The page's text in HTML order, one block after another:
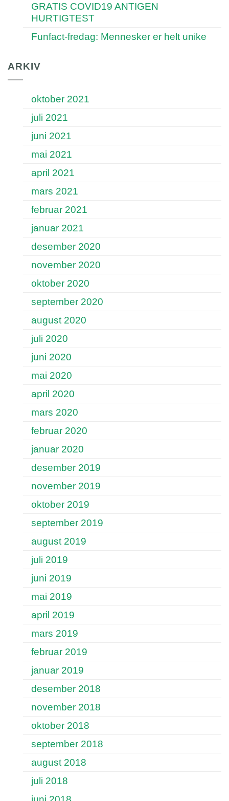
GRATIS COVID19 ANTIGEN
HURTIGTEST
Funfact-fredag: Mennesker er helt unike
ARKIV
oktober 2021
juli 2021
juni 2021
mai 2021
april 2021
mars 2021
februar 2021
januar 2021
desember 2020
november 2020
oktober 2020
september 2020
august 2020
juli 2020
juni 2020
mai 2020
april 2020
mars 2020
februar 2020
januar 2020
desember 2019
november 2019
oktober 2019
september 2019
august 2019
juli 2019
juni 2019
mai 2019
april 2019
mars 2019
februar 2019
januar 2019
desember 2018
november 2018
oktober 2018
september 2018
august 2018
juli 2018